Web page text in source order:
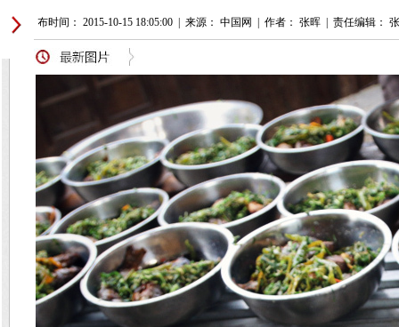
发布时间： 2015-10-15 18:05:00 来源： 中国网 作者： 张晖 责任编辑：